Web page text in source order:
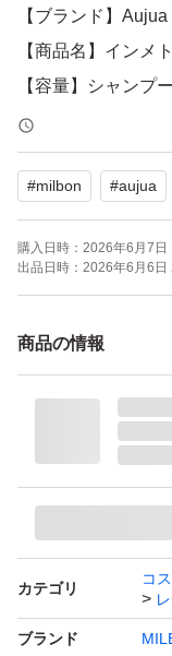
【ブランド】Aujua
【商品名】インメ
【容量】シャンプ
【商品の状態】未使
よろしくお願いい
ご覧いただきあり
一度購入をした商
跡など気になる方
メント セット（
本体/詰め替え：詰
内容量（ml）：
ヘアタイプ：ダメ
仕上がり：まとまる
特徴：プロ、サロン
個数：1.0 個
#milbon #aujua
購入日時： 2026年6月7日
出品日時： 2026年6月6日
商品の情報
カテゴリ
コ
ブランド